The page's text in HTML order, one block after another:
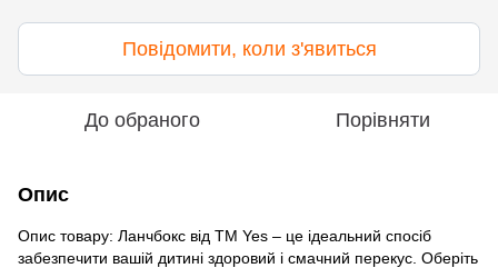
Повідомити, коли з'явиться
До обраного Порівняти
Опис
Опис товару: Ланчбокс від ТМ Yes – це ідеальний спосіб
забезпечити вашій дитині здоровий і смачний перекус. Оберіть